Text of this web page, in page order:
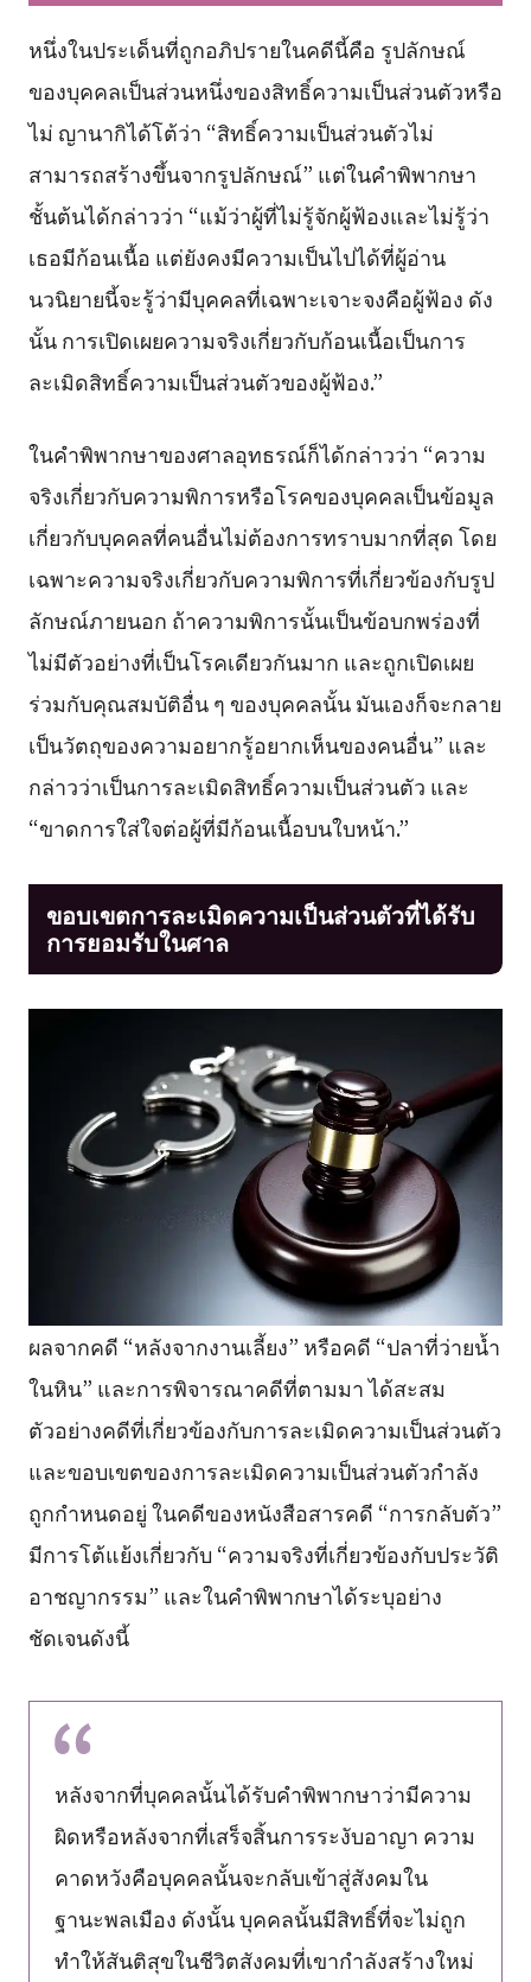
หนึ่งในประเด็นที่ถูกอภิปรายในคดีนี้คือ รูปลักษณ์
ของบุคคลเป็นส่วนหนึ่งของสิทธิ์ความเป็นส่วนตัวหรือ
ไม่ ญานากิได้โต้ว่า “สิทธิ์ความเป็นส่วนตัวไม่
สามารถสร้างขึ้นจากรูปลักษณ์” แต่ในคำพิพากษา
ชั้นต้นได้กล่าวว่า “แม้ว่าผู้ที่ไม่รู้จักผู้ฟ้องและไม่รู้ว่า
เธอมีก้อนเนื้อ แต่ยังคงมีความเป็นไปได้ที่ผู้อ่าน
นวนิยายนี้จะรู้ว่ามีบุคคลที่เฉพาะเจาะจงคือผู้ฟ้อง ดัง
นั้น การเปิดเผยความจริงเกี่ยวกับก้อนเนื้อเป็นการ
ละเมิดสิทธิ์ความเป็นส่วนตัวของผู้ฟ้อง.”
ในคำพิพากษาของศาลอุทธรณ์ก็ได้กล่าวว่า “ความ
จริงเกี่ยวกับความพิการหรือโรคของบุคคลเป็นข้อมูล
เกี่ยวกับบุคคลที่คนอื่นไม่ต้องการทราบมากที่สุด โดย
เฉพาะความจริงเกี่ยวกับความพิการที่เกี่ยวข้องกับรูป
ลักษณ์ภายนอก ถ้าความพิการนั้นเป็นข้อบกพร่องที่
ไม่มีตัวอย่างที่เป็นโรคเดียวกันมาก และถูกเปิดเผย
ร่วมกับคุณสมบัติอื่น ๆ ของบุคคลนั้น มันเองก็จะกลาย
เป็นวัตถุของความอยากรู้อยากเห็นของคนอื่น” และ
กล่าวว่าเป็นการละเมิดสิทธิ์ความเป็นส่วนตัว และ
“ขาดการใส่ใจต่อผู้ที่มีก้อนเนื้อบนใบหน้า.”
ขอบเขตการละเมิดความเป็นส่วนตัวที่ได้รับ
การยอมรับในศาล
ผลจากคดี “หลังจากงานเลี้ยง” หรือคดี “ปลาที่ว่ายน้ำ
ในหิน” และการพิจารณาคดีที่ตามมา ได้สะสม
ตัวอย่างคดีที่เกี่ยวข้องกับการละเมิดความเป็นส่วนตัว
และขอบเขตของการละเมิดความเป็นส่วนตัวกำลัง
ถูกกำหนดอยู่ ในคดีของหนังสือสารคดี “การกลับตัว”
มีการโต้แย้งเกี่ยวกับ “ความจริงที่เกี่ยวข้องกับประวัติ
อาชญากรรม” และในคำพิพากษาได้ระบุอย่าง
ชัดเจนดังนี้
หลังจากที่บุคคลนั้นได้รับคำพิพากษาว่ามีความ
ผิดหรือหลังจากที่เสร็จสิ้นการระงับอาญา ความ
คาดหวังคือบุคคลนั้นจะกลับเข้าสู่สังคมใน
ฐานะพลเมือง ดังนั้น บุคคลนั้นมีสิทธิ์ที่จะไม่ถูก
ทำให้สันติสุขในชีวิตสังคมที่เขากำลังสร้างใหม่